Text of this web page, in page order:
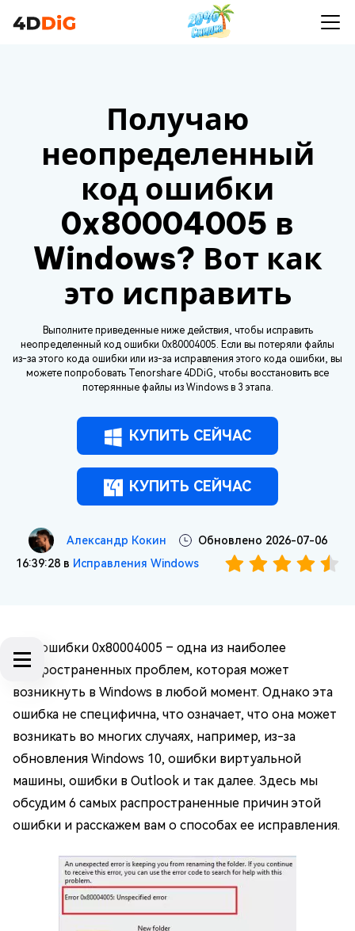
Получаю
неопределенный
код ошибки
0x80004005 в
Windows? Вот как
это исправить
Выполните приведенные ниже действия, чтобы исправить
неопределенный код ошибки 0x80004005. Если вы потеряли файлы
из-за этого кода ошибки или из-за исправления этого кода ошибки, вы
можете попробовать Tenorshare 4DDiG, чтобы восстановить все
потерянные файлы из Windows в 3 этапа.
КУПИТЬ СЕЙЧАС
КУПИТЬ СЕЙЧАС
Александр Кокин
Обновлено 2026-07-06
16:39:28 в Исправления Windows
Код ошибки 0x80004005 – одна из наиболее
распространенных проблем, которая может
возникнуть в Windows в любой момент. Однако эта
ошибка не специфична, что означает, что она может
возникать во многих случаях, например, из-за
обновления Windows 10, ошибки виртуальной
машины, ошибки в Outlook и так далее. Здесь мы
обсудим 6 самых распространенные причин этой
ошибки и расскажем вам о способах ее исправления.